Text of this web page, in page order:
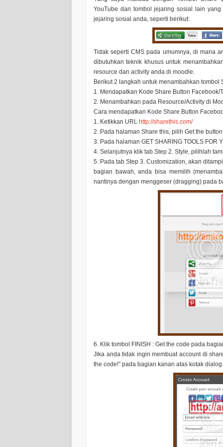
YouTube dan tombol jejaring sosial lain
jejaring sosial anda, seperti berikut:
Tidak seperti CMS pada umumnya, di mana
dibutuhkan teknik khusus untuk
resource dan activity anda di moodle.
Berikut 2 langkah untuk menambahkan tombol
1. Mendapatkan Kode Share Button Facebook/
2. Menambahkan pada Resource/Activity di
Cara mendapatkan Kode Share Button
1. Ketikkan URL http://sharethis.com/
2. Pada halaman Share this , pilih Get the button
3. Pada halaman GET SHARING TOOLS FOR
4. Selanjutnya klik tab Step 2. Style , pilihlah
5. Pada tab Step 3. Customization , akan
bagian bawah, anda bisa memilih
nantinya dengan menggeser (dragging) pada
6. Klik tombol FINISH : Get the code pada
Jika anda tidak ingin membuat account di
the code!” pada bagian kanan atas kotak